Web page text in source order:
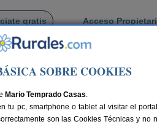
gratis Acceso
SOBRE COOKIES
Mario Temprado Casas.
pc, smartphone o tablet al visitar el
son las Cookies Técnicas y no